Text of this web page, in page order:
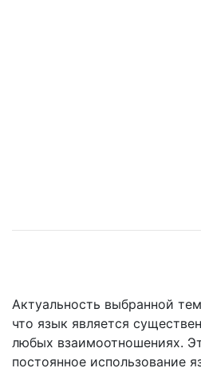
Актуальность выбранной
что язык является
любых взаимоотношениях.
постоянное использование